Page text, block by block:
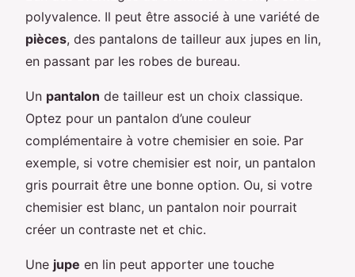
polyvalence. Il peut être associé à une variété de
pièces, des pantalons de tailleur aux jupes en lin,
en passant par les robes de bureau.
Un pantalon de tailleur est un choix classique.
Optez pour un pantalon d’une couleur
complémentaire à votre chemisier en soie. Par
exemple, si votre chemisier est noir, un pantalon
gris pourrait être une bonne option. Ou, si votre
chemisier est blanc, un pantalon noir pourrait
créer un contraste net et chic.
Une jupe en lin peut apporter une touche